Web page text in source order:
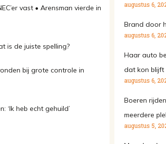
vast • Arensman vierde in
is de juiste spelling?
bij grote controle in
‘Ik heb echt gehuild’
augustus 6,
Brand door
augustus 6,
Haar auto
dat kon blijft
augustus 6,
Boeren
meerdere
augustus 5,